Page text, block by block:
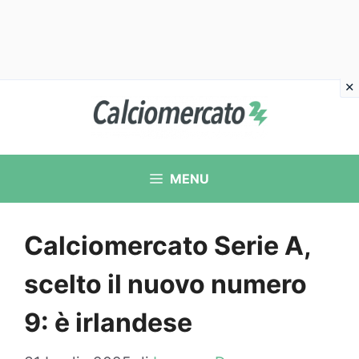
contenuto
MENU
Calciomercato Serie A,
scelto il nuovo numero
9: è irlandese